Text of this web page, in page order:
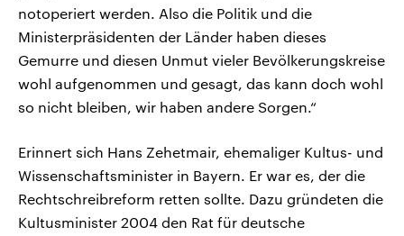
notoperiert werden. Also die Politik und die
Ministerpräsidenten der Länder haben dieses
Gemurre und diesen Unmut vieler Bevölkerungskreise
wohl aufgenommen und gesagt, das kann doch wohl
so nicht bleiben, wir haben andere Sorgen.“
Erinnert sich Hans Zehetmair, ehemaliger Kultus- und
Wissenschaftsminister in Bayern. Er war es, der die
Rechtschreibreform retten sollte. Dazu gründeten die
Kultusminister 2004 den Rat für deutsche